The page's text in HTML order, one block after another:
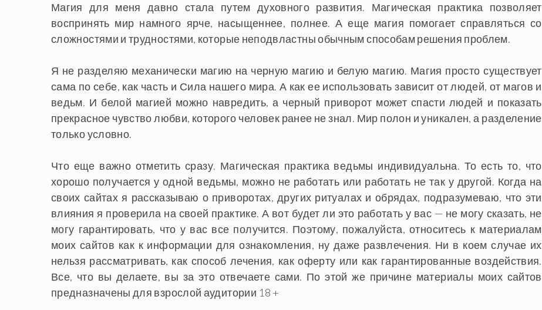
Магия для меня давно стала путем духовного развития. Магическая практика позволяет
воспринять мир намного ярче, насыщеннее, полнее. А еще магия помогает справляться со
сложностями и трудностями, которые неподвластны обычным способам решения проблем.
Я не разделяю механически магию на черную магию и белую магию. Магия просто существует
сама по себе, как часть и Сила нашего мира. А как ее использовать зависит от людей, от магов и
ведьм. И белой магией можно навредить, а черный приворот может спасти людей и показать
прекрасное чувство любви, которого человек ранее не знал. Мир полон и уникален, а разделение
только условно.
Что еще важно отметить сразу. Магическая практика ведьмы индивидуальна. То есть то, что
хорошо получается у одной ведьмы, можно не работать или работать не так у другой. Когда на
своих сайтах я рассказываю о приворотах, других ритуалах и обрядах, подразумеваю, что эти
влияния я проверила на своей практике. А вот будет ли это работать у вас — не могу сказать, не
могу гарантировать, что у вас все получится. Поэтому, пожалуйста, относитесь к материалам
моих сайтов как к информации для ознакомления, ну даже развлечения. Ни в коем случае их
нельзя рассматривать, как способ лечения, как оферту или как гарантированные воздействия.
Все, что вы делаете, вы за это отвечаете сами. По этой же причине материалы моих сайтов
предназначены для взрослой аудитории 18 +